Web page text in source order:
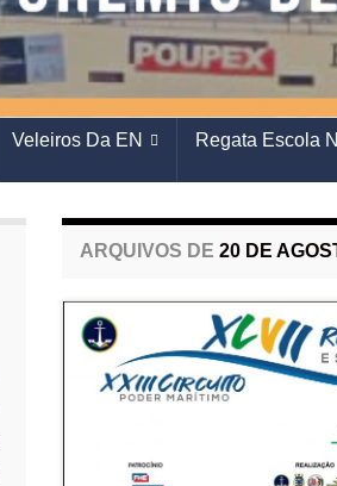
Veleiros Da EN Regata Escola
ARQUIVOS DE 20 DE